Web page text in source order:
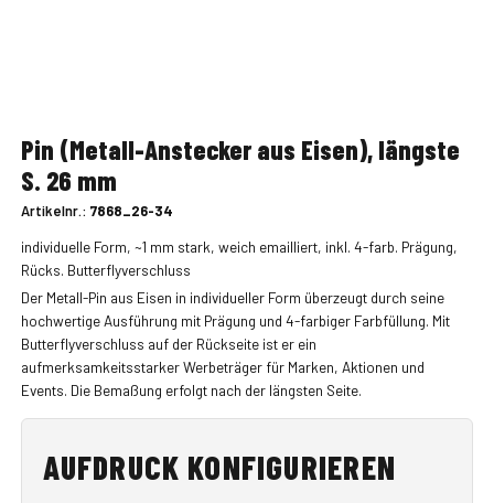
Pin (Metall-Anstecker aus Eisen), längste
S. 26 mm
Artikelnr.: 7868_26-34
individuelle Form, ~1 mm stark, weich emailliert, inkl. 4-farb. Prägung,
Rücks. Butterflyverschluss
Der Metall-Pin aus Eisen in individueller Form überzeugt durch seine
hochwertige Ausführung mit Prägung und 4-farbiger Farbfüllung. Mit
Butterflyverschluss auf der Rückseite ist er ein
aufmerksamkeitsstarker Werbeträger für Marken, Aktionen und
Events. Die Bemaßung erfolgt nach der längsten Seite.
AUFDRUCK KONFIGURIEREN